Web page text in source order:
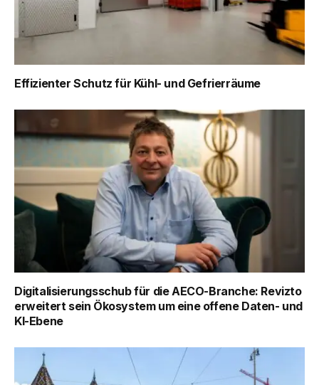
Effizienter Schutz für Kühl- und Gefrierräume
Digitalisierungsschub für die AECO-Branche: Revizto
erweitert sein Ökosystem um eine offene Daten- und
KI-Ebene